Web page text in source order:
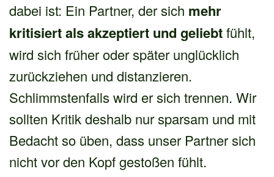
dabei ist: Ein Partner, der sich mehr
kritisiert als akzeptiert und geliebtfühlt,
wird sich früher oder später unglücklich
zurückziehen und distanzieren.
Schlimmstenfalls wird er sich trennen. Wir
sollten Kritik deshalb nur sparsam und mit
Bedacht so üben, dass unser Partner sich
nicht vor den Kopf gestoßen fühlt.